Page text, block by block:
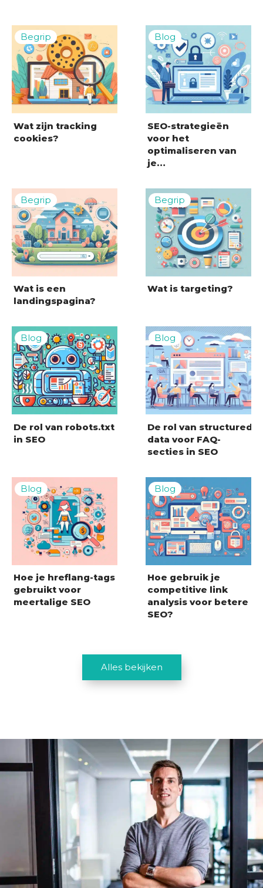
Wat zijn tracking
cookies?
SEO-strategieën
voor het
optimaliseren van
je…
Wat is een
landingspagina?
Wat is targeting?
De rol van robots.txt
in SEO
De rol van structured
data voor FAQ-
secties in SEO
Hoe je hreflang-tags
gebruikt voor
meertalige SEO
Hoe gebruik je
competitive link
analysis voor betere
SEO?
Alles bekijken